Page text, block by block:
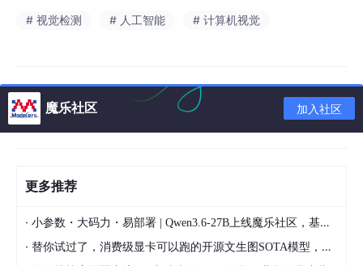
息，采集良品和不良品图片，那么就能出视觉检测/外观缺陷检测
# 视觉检测 # 人工智能 # 计算机视觉
魔乐社区 加入社区
更多推荐
· 小参数・大码力・易部署 | Qwen3.6-27B上线魔乐社区，基于昇腾的部署教程来了
· 替你试过了，消费级显卡可以跑的开源文生图SOTA模型，顶级渲染、高密度文本绘图